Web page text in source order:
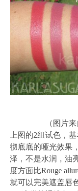
（图片来
上图的2组试色，
彻底底的哑光效果
泽，不是水润，油
度方面比Rouge
就可以完美遮盖唇